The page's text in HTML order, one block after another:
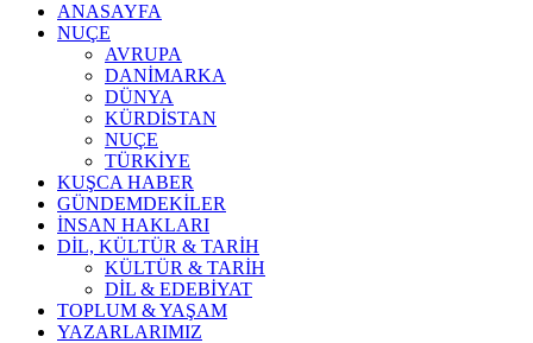
ANASAYFA
NUÇE
AVRUPA
DANİMARKA
DÜNYA
KÜRDİSTAN
NUÇE
TÜRKİYE
KUŞCA HABER
GÜNDEMDEKİLER
İNSAN HAKLARI
DİL, KÜLTÜR & TARİH
KÜLTÜR & TARİH
DİL & EDEBİYAT
TOPLUM & YAŞAM
YAZARLARIMIZ